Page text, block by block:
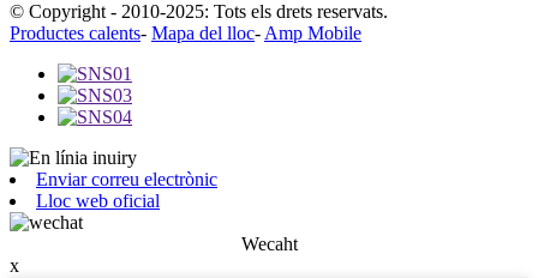
© Copyright - 2010-2025: Tots els drets reservats.
Productes calents- Mapa del lloc- Amp Mobile
Enviar correu electrònic
Lloc web oficial
Wecaht
x